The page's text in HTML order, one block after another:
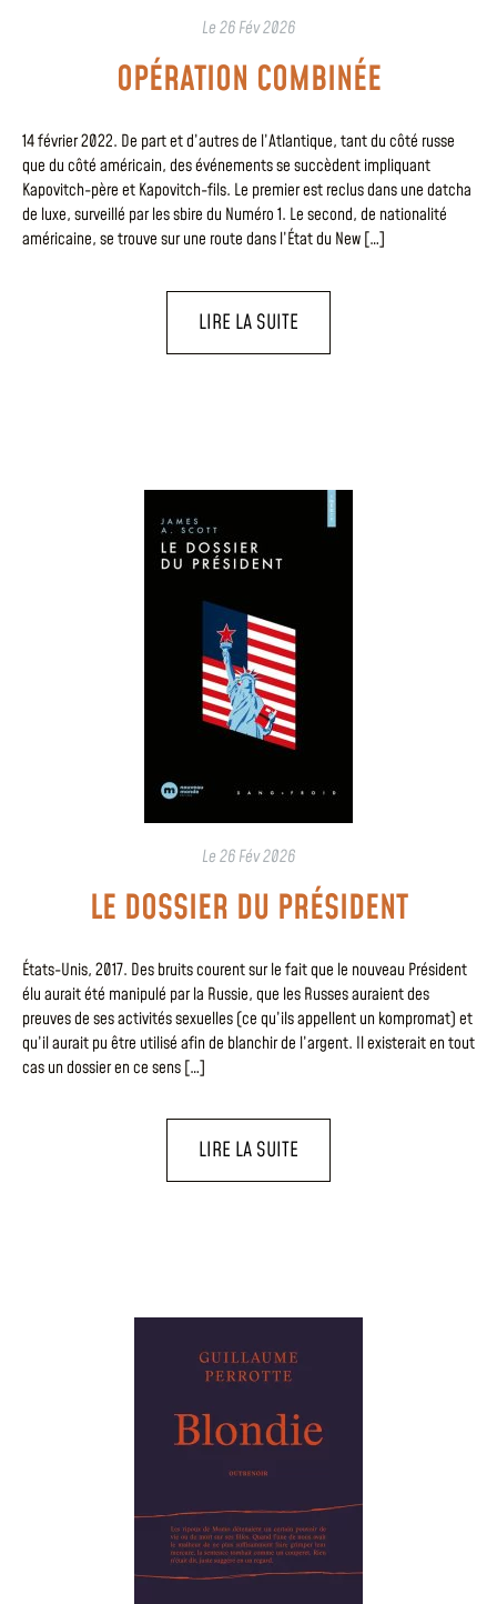
Le26 Fév 2026
OPÉRATION COMBINÉE
14 février 2022. De part et d’autres de l’Atlantique, tant du côté russe
que du côté américain, des événements se succèdent impliquant
Kapovitch-père et Kapovitch-fils. Le premier est reclus dans une datcha
de luxe, surveillé par les sbire du Numéro 1. Le second, de nationalité
américaine, se trouve sur une route dans l’État du New […]
LIRE LA SUITE
Le26 Fév 2026
LE DOSSIER DU PRÉSIDENT
États-Unis, 2017. Des bruits courent sur le fait que le nouveau Président
élu aurait été manipulé par la Russie, que les Russes auraient des
preuves de ses activités sexuelles (ce qu’ils appellent un kompromat) et
qu’il aurait pu être utilisé afin de blanchir de l’argent. Il existerait en tout
cas un dossier en ce sens […]
LIRE LA SUITE